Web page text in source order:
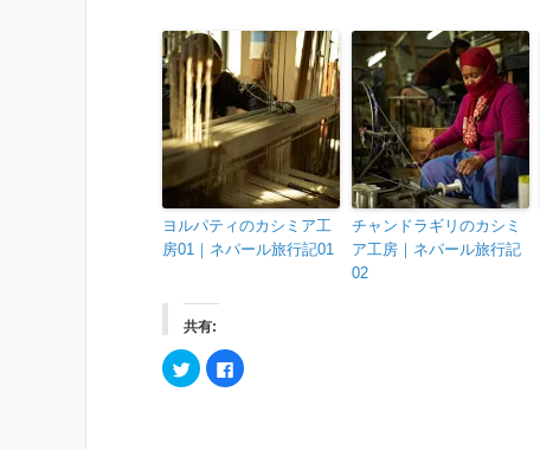
ヨルパティのカシミア工
房01｜ネパール旅行記01
チャンドラギリのカシミ
ア工房｜ネパール旅行記
02
共有:
ク
リ
F
a